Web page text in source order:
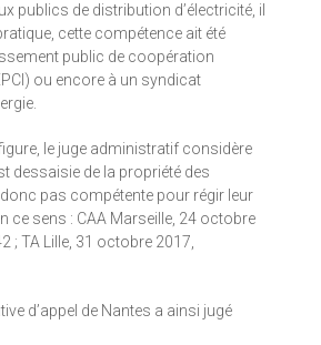
publics de distribution d’électricité, il
cette compétence ait été
public de coopération
ou encore à un syndicat
le juge administratif considère
dessaisie de la propriété des
pas compétente pour régir leur
ce sens : CAA Marseille, 24 octobre
; TA Lille, 31 octobre 2017,
d’appel de Nantes a ainsi jugé